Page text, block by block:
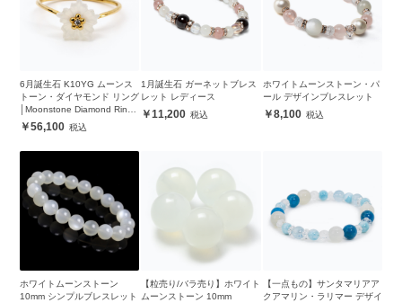
6月誕生石 K10YG ムーンス
トーン・ダイヤモンド リング
│Moonstone Diamond Ring
#1356,100
1月誕生石 ガーネットブレス
レット レディース
11,200
ホワイトムーンストーン・パ
ール デザインブレスレット
8,100
ホワイトムーンストーン
10mm シンプルブレスレット
【粒売り/バラ売り】ホワイト
ムーンストーン 10mm
【一点もの】サンタマリアア
クアマリン・ラリマー デザイ